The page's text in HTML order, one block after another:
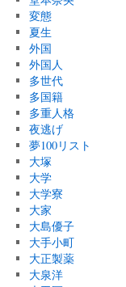
変態
夏生
外国
外国人
多世代
多国籍
多重人格
夜逃げ
夢100リスト
大塚
大学
大学寮
大家
大島優子
大手小町
大正製薬
大泉洋